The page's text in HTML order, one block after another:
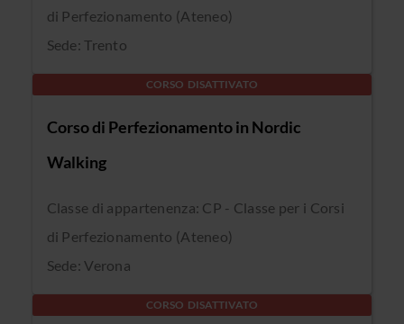
di Perfezionamento (Ateneo)
Sede: Trento
CORSO DISATTIVATO
Corso di Perfezionamento in Nordic
Walking
Classe di appartenenza: CP - Classe per i Corsi
di Perfezionamento (Ateneo)
Sede: Verona
CORSO DISATTIVATO